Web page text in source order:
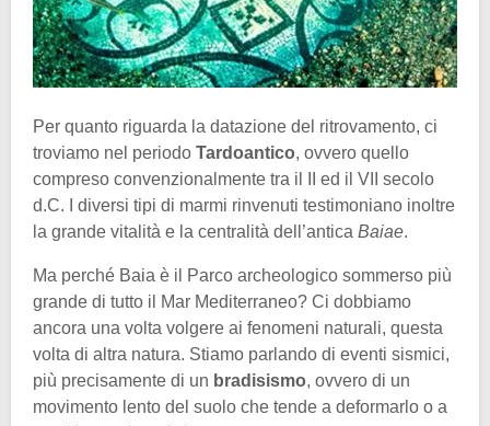
Per quanto riguarda la datazione del ritrovamento, ci
troviamo nel periodo Tardoantico, ovvero quello
compreso convenzionalmente tra il II ed il VII secolo
d.C. I diversi tipi di marmi rinvenuti testimoniano inoltre
la grande vitalità e la centralità dell’antica Baiae.
Ma perché Baia è il Parco archeologico sommerso più
grande di tutto il Mar Mediterraneo? Ci dobbiamo
ancora una volta volgere ai fenomeni naturali, questa
volta di altra natura. Stiamo parlando di eventi sismici,
più precisamente di un bradisismo, ovvero di un
movimento lento del suolo che tende a deformarlo o a